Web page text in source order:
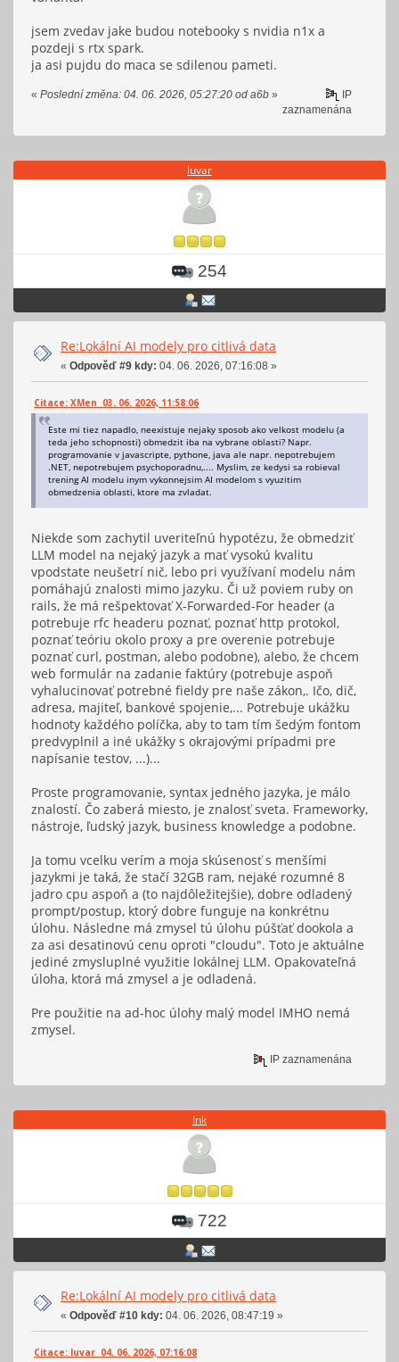
jsem zvedav jake budou notebooky s nvidia n1x a
pozdeji s rtx spark.
ja asi pujdu do maca se sdilenou pameti.
« Poslední změna: 04. 06. 2026, 05:27:20 od a6b »
IP
zaznamenána
luvar
254
Re:Lokální AI modely pro citlivá data
« Odpověď #9 kdy: 04. 06. 2026, 07:16:08 »
Citace: XMen 03. 06. 2026, 11:58:06
Este mi tiez napadlo, neexistuje nejaky sposob ako velkost modelu (a
teda jeho schopnosti) obmedzit iba na vybrane oblasti? Napr.
programovanie v javascripte, pythone, java ale napr. nepotrebujem
.NET, nepotrebujem psychoporadnu,.... Myslim, ze kedysi sa robieval
trening AI modelu inym vykonnejsim AI modelom s vyuzitim
obmedzenia oblasti, ktore ma zvladat.
Niekde som zachytil uveriteľnú hypotézu, že obmedziť
LLM model na nejaký jazyk a mať vysokú kvalitu
vpodstate neušetrí nič, lebo pri využívaní modelu nám
pomáhajú znalosti mimo jazyku. Či už poviem ruby on
rails, že má rešpektovať X-Forwarded-For header (a
potrebuje rfc headeru poznať, poznať http protokol,
poznať teóriu okolo proxy a pre overenie potrebuje
poznať curl, postman, alebo podobne), alebo, že chcem
web formulár na zadanie faktúry (potrebuje aspoň
vyhalucinovať potrebné fieldy pre naše zákon,. Ičo, dič,
adresa, majiteľ, bankové spojenie,... Potrebuje ukážku
hodnoty každého políčka, aby to tam tím šedým fontom
predvyplnil a iné ukážky s okrajovými prípadmi pre
napísanie testov, ...)...
Proste programovanie, syntax jedného jazyka, je málo
znalostí. Čo zaberá miesto, je znalosť sveta. Frameworky,
nástroje, ľudský jazyk, business knowledge a podobne.
Ja tomu vcelku verím a moja skúsenosť s menšími
jazykmi je taká, že stačí 32GB ram, nejaké rozumné 8
jadro cpu aspoň a (to najdôležitejšie), dobre odladený
prompt/postup, ktorý dobre funguje na konkrétnu
úlohu. Následne má zmysel tú úlohu púšťať dookola a
za asi desatinovú cenu oproti "cloudu". Toto je aktuálne
jediné zmysluplné využitie lokálnej LLM. Opakovateľná
úloha, ktorá má zmysel a je odladená.
Pre použitie na ad-hoc úlohy malý model IMHO nemá
zmysel.
IP zaznamenána
Ink
722
Re:Lokální AI modely pro citlivá data
« Odpověď #10 kdy: 04. 06. 2026, 08:47:19 »
Citace: luvar 04. 06. 2026, 07:16:08